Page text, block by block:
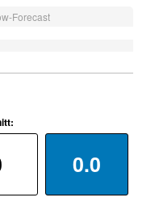
Forecast
0.0